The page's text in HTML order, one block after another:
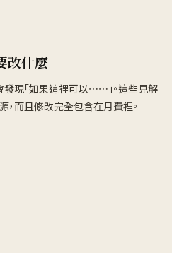
改什麼
發現「如果這裡可以⋯⋯」。這些見解
而且修改完全包含在月費裡。